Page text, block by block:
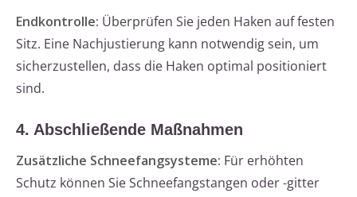
Endkontrolle: Überprüfen Sie jeden Haken auf festen
Sitz. Eine Nachjustierung kann notwendig sein, um
sicherzustellen, dass die Haken optimal positioniert
sind.
4. Abschließende Maßnahmen
Zusätzliche Schneefangsysteme: Für erhöhten
Schutz können Sie Schneefangstangen oder -gitter